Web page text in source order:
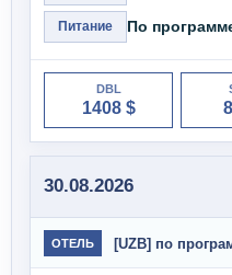
Питание По
DBL
1408 $
30.08.2026
ОТЕЛЬ [UZB] по